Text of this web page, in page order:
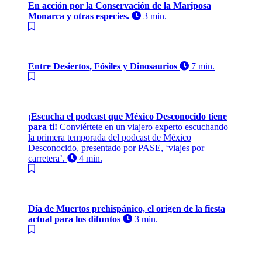
En acción por la Conservación de la Mariposa
Monarca y otras especies.
3 min.
Entre Desiertos, Fósiles y Dinosaurios 7 min.
¡Escucha el podcast que México Desconocido tiene
para ti! Conviértete en un viajero experto escuchando
la primera temporada del podcast de México
Desconocido, presentado por PASE, ‘viajes por
carretera’.
4 min.
Día de Muertos prehispánico, el origen de la fiesta
actual para los difuntos
3 min.